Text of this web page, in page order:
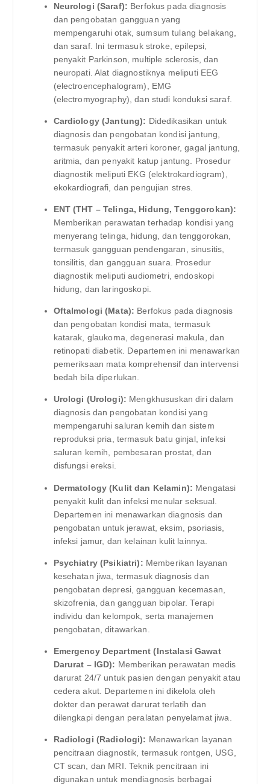
Neurologi (Saraf): Berfokus pada diagnosis
dan pengobatan gangguan yang
mempengaruhi otak, sumsum tulang belakang,
dan saraf. Ini termasuk stroke, epilepsi,
penyakit Parkinson, multiple sclerosis, dan
neuropati. Alat diagnostiknya meliputi EEG
(electroencephalogram), EMG
(electromyography), dan studi konduksi saraf.
Cardiology (Jantung): Didedikasikan untuk
diagnosis dan pengobatan kondisi jantung,
termasuk penyakit arteri koroner, gagal jantung,
aritmia, dan penyakit katup jantung. Prosedur
diagnostik meliputi EKG (elektrokardiogram),
ekokardiografi, dan pengujian stres.
ENT (THT – Telinga, Hidung, Tenggorokan):
Memberikan perawatan terhadap kondisi yang
menyerang telinga, hidung, dan tenggorokan,
termasuk gangguan pendengaran, sinusitis,
tonsilitis, dan gangguan suara. Prosedur
diagnostik meliputi audiometri, endoskopi
hidung, dan laringoskopi.
Oftalmologi (Mata): Berfokus pada diagnosis
dan pengobatan kondisi mata, termasuk
katarak, glaukoma, degenerasi makula, dan
retinopati diabetik. Departemen ini menawarkan
pemeriksaan mata komprehensif dan intervensi
bedah bila diperlukan.
Urologi (Urologi): Mengkhususkan diri dalam
diagnosis dan pengobatan kondisi yang
mempengaruhi saluran kemih dan sistem
reproduksi pria, termasuk batu ginjal, infeksi
saluran kemih, pembesaran prostat, dan
disfungsi ereksi.
Dermatology (Kulit dan Kelamin): Mengatasi
penyakit kulit dan infeksi menular seksual.
Departemen ini menawarkan diagnosis dan
pengobatan untuk jerawat, eksim, psoriasis,
infeksi jamur, dan kelainan kulit lainnya.
Psychiatry (Psikiatri): Memberikan layanan
kesehatan jiwa, termasuk diagnosis dan
pengobatan depresi, gangguan kecemasan,
skizofrenia, dan gangguan bipolar. Terapi
individu dan kelompok, serta manajemen
pengobatan, ditawarkan.
Emergency Department (Instalasi Gawat
Darurat – IGD): Memberikan perawatan medis
darurat 24/7 untuk pasien dengan penyakit atau
cedera akut. Departemen ini dikelola oleh
dokter dan perawat darurat terlatih dan
dilengkapi dengan peralatan penyelamat jiwa.
Radiologi (Radiologi): Menawarkan layanan
pencitraan diagnostik, termasuk rontgen, USG,
CT scan, dan MRI. Teknik pencitraan ini
digunakan untuk mendiagnosis berbagai